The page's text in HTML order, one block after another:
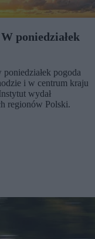
poniedziałek
pogoda
i w centrum kraju
wydał
regionów Polski.